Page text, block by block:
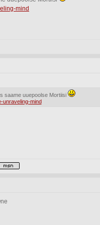
mind
saame uuepoolse Mortiisi
unraveling-mind